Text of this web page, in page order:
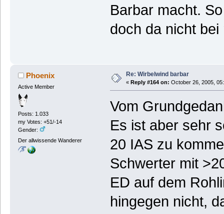
Barbar macht.
doch da nicht
Phoenix
Active Member
Posts: 1.033
my Votes: +51/-14
Gender:
Der allwissende Wanderer
Re: Wirbelwind barbar
« Reply #164 on: October 26, 2005,
Vom
Es ist aber sehr
20 IAS zu
Schwerter mit
ED auf dem
hingegen nicht,